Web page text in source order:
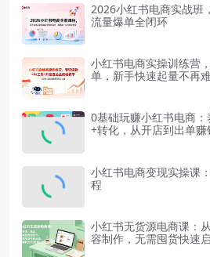
2026小红书电商实战班
流量爆单全闭环
小红书电商实操训练营
单，新手快速起量不再
0基础玩赚小红书电商
+转化，从开店到出单赚
小红书电商变现实操课
程
小红书无货源电商课：
容制作，无需囤货快速